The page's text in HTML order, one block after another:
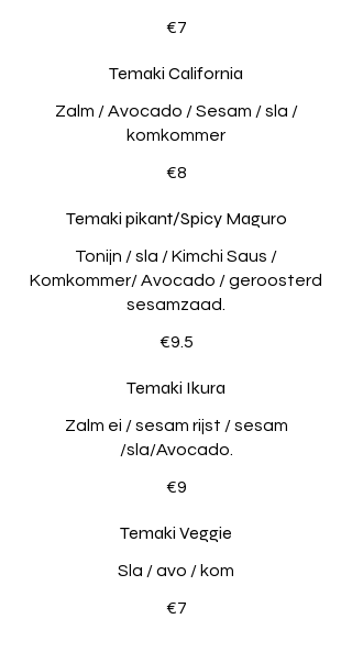
€7
Temaki California
Zalm / Avocado / Sesam / sla /
komkommer
€8
Temaki pikant/Spicy Maguro
Tonijn / sla / Kimchi Saus /
Komkommer/ Avocado / geroosterd
sesamzaad.
€9.5
Temaki Ikura
Zalm ei / sesam rijst / sesam
/sla/Avocado.
€9
Temaki Veggie
Sla / avo / kom
€7